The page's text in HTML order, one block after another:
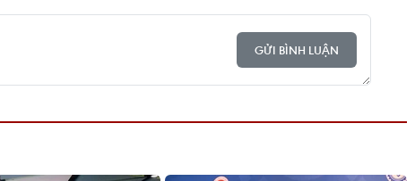
GỬI BÌNH LUẬN